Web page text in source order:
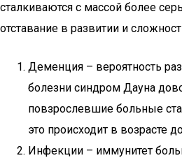
сталкиваются с массой более
отставание в развитии и
Деменция – вероятность
болезни синдром Дауна
повзрослевшие больные
это происходит в возрасте
Инфекции – иммунитет